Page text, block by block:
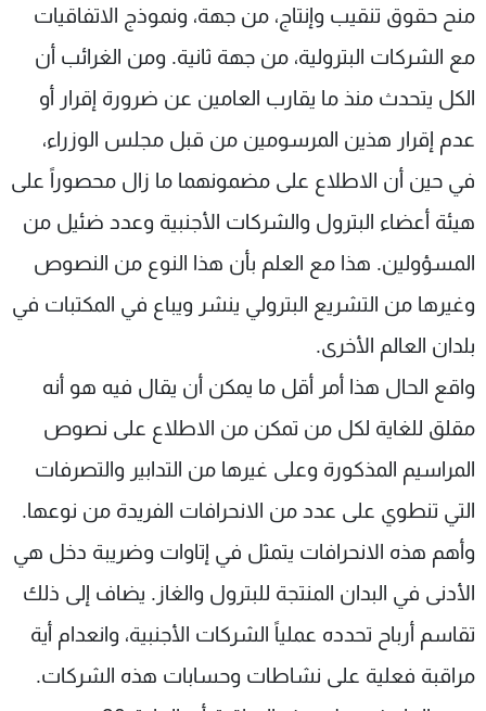
منح حقوق تنقيب وإنتاج، من جهة، ونموذج الاتفاقيات
مع الشركات البترولية، من جهة ثانية. ومن الغرائب أن
الكل يتحدث منذ ما يقارب العامين عن ضرورة إقرار أو
عدم إقرار هذين المرسومين من قبل مجلس الوزراء،
في حين أن الاطلاع على مضمونهما ما زال محصوراً على
هيئة أعضاء البترول والشركات الأجنبية وعدد ضئيل من
المسؤولين. هذا مع العلم بأن هذا النوع من النصوص
وغيرها من التشريع البترولي ينشر ويباع في المكتبات في
بلدان العالم الأخرى.
واقع الحال هذا أمر أقل ما يمكن أن يقال فيه هو أنه
مقلق للغاية لكل من تمكن من الاطلاع على نصوص
المراسيم المذكورة وعلى غيرها من التدابير والتصرفات
التي تنطوي على عدد من الانحرافات الفريدة من نوعها.
وأهم هذه الانحرافات يتمثل في إتاوات وضريبة دخل هي
الأدنى في البدان المنتجة للبترول والغاز. يضاف إلى ذلك
تقاسم أرباح تحدده عملياً الشركات الأجنبية، وانعدام أية
مراقبة فعلية على نشاطات وحسابات هذه الشركات.